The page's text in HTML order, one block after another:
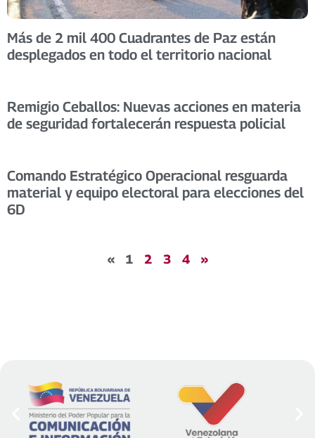
Más de 2 mil 400 Cuadrantes de Paz están
desplegados en todo el territorio nacional
Remigio Ceballos: Nuevas acciones en materia
de seguridad fortalecerán respuesta policial
Comando Estratégico Operacional resguarda
material y equipo electoral para elecciones del
6D
« 1 2 3 4 »